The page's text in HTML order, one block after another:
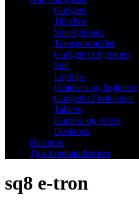
Gadgets
Tilbehør
Smartphones
Transportmidler
Gadgets til hjemmet
Spil
Laptops
Headsets og højttalere
Gadgets til køkkenet
Tablets
Kamera og video
Desktops
Business
Tjek bredbåndspriser
sq8 e-tron